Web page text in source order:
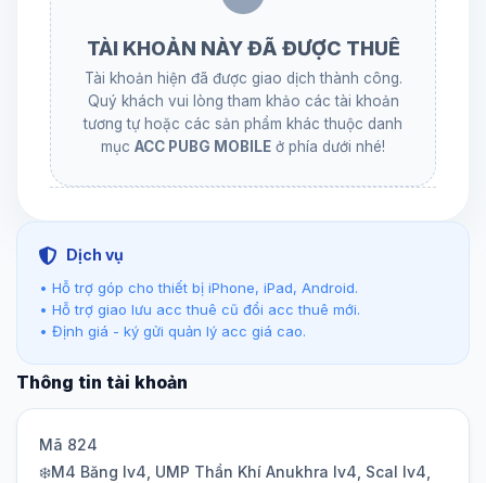
TÀI KHOẢN NÀY ĐÃ ĐƯỢC THUÊ
Tài khoản hiện đã được giao dịch thành công.
Quý khách vui lòng tham khảo các tài khoản
tương tự hoặc các sản phẩm khác thuộc danh
mục ACC PUBG MOBILE ở phía dưới nhé!
Dịch vụ
• Hỗ trợ góp cho thiết bị iPhone, iPad, Android.
• Hỗ trợ giao lưu acc thuê cũ đổi acc thuê mới.
• Định giá - ký gửi quản lý acc giá cao.
Thông tin tài khoản
Mã 824
❄️M4 Băng lv4, UMP Thần Khí Anukhra lv4, Scal lv4,